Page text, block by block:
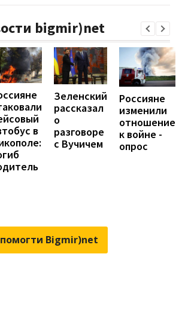
bigmir)net
в
Зеленский
рассказал
о
разговоре
с Вучичем
Россияне
изменили
отношение
к войне -
опрос
Bigmir)net